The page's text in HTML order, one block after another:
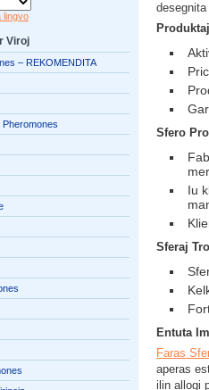
Sfero
Iu
Sferaj
Entuta
Faras
aperas
ilin allogi
lingvo
Viroj
– REKOMENDITA
Pheromones